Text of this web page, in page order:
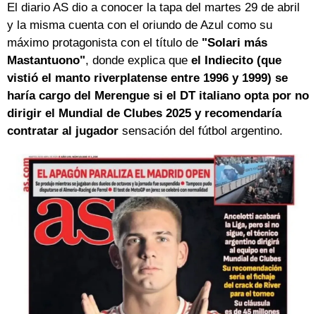
El diario AS dio a conocer la tapa del martes 29 de abril
y la misma cuenta con el oriundo de Azul como su
máximo protagonista con el título de "Solari más
Mastantuono", donde explica que el Indiecito (que
vistió el manto riverplatense entre 1996 y 1999) se
haría cargo del Merengue si el DT italiano opta por no
dirigir el Mundial de Clubes 2025 y recomendaría
contratar al jugador sensación del fútbol argentino.